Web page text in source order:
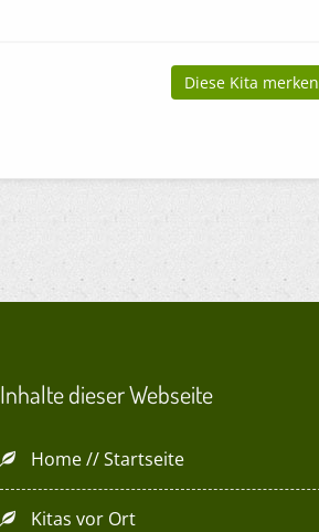
Diese Kita merken
Inhalte dieser Webseite
Home // Startseite
Kitas vor Ort